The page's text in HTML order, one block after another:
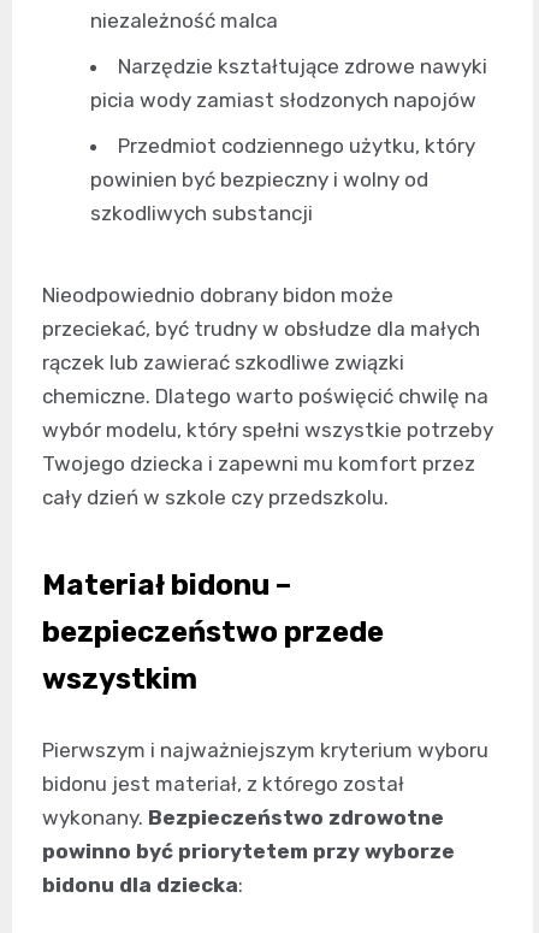
niezależność malca
Narzędzie kształtujące zdrowe nawyki
picia wody zamiast słodzonych napojów
Przedmiot codziennego użytku, który
powinien być bezpieczny i wolny od
szkodliwych substancji
Nieodpowiednio dobrany bidon może
przeciekać, być trudny w obsłudze dla małych
rączek lub zawierać szkodliwe związki
chemiczne. Dlatego warto poświęcić chwilę na
wybór modelu, który spełni wszystkie potrzeby
Twojego dziecka i zapewni mu komfort przez
cały dzień w szkole czy przedszkolu.
Materiał bidonu –
bezpieczeństwo przede
wszystkim
Pierwszym i najważniejszym kryterium wyboru
bidonu jest materiał, z którego został
wykonany. Bezpieczeństwo zdrowotne
powinno być priorytetem przy wyborze
bidonu dla dziecka: